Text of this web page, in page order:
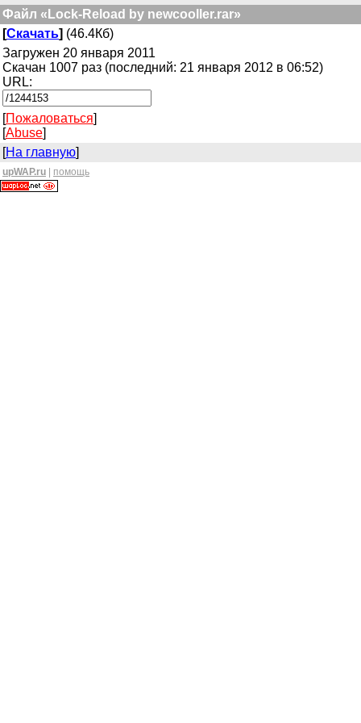
Файл «Lock-Reload by newcooller.rar»
[Скачать] (46.4Кб)
Загружен 20 января 2011
Скачан 1007 раз (последний: 21 января 2012 в 06:52)
URL:
[Пожаловаться]
[Abuse]
[На главную]
upWAP.ru помощь